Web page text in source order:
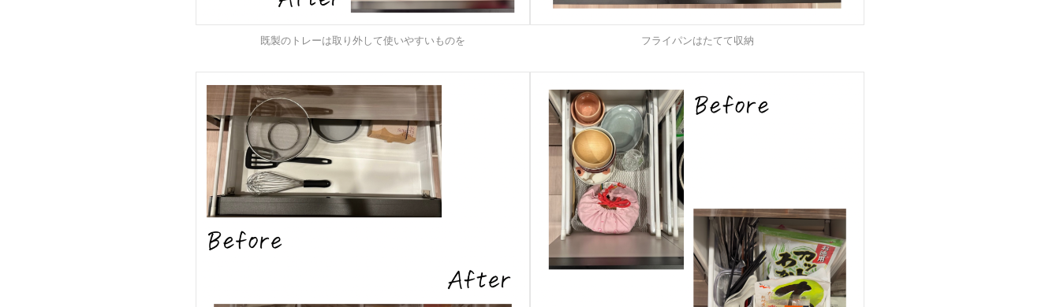
既製のトレーは取り外して使いやすいものを フライパンはたてて収納